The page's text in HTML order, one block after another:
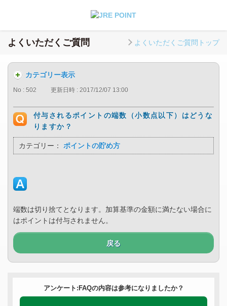
よくいただくご質問 よくいただくご質問トップ
カテゴリー表示
No : 502 更新日時 : 2017/12/07 13:00
付与されるポイントの端数（小数点以下）はどうな
りますか？
カテゴリー： ポイントの貯め方
端数は切り捨てとなります。加算基準の金額に満たない場合に
はポイントは付与されません。
戻る
アンケート:FAQの内容は参考になりましたか？